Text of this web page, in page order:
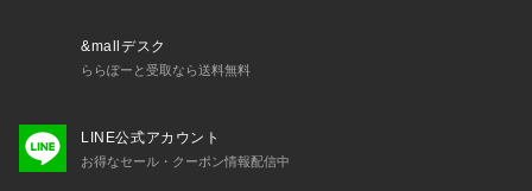
&mallデスク
ららぽーと受取なら送料無料
LINE公式アカウント
お得なセール・クーポン情報配信中